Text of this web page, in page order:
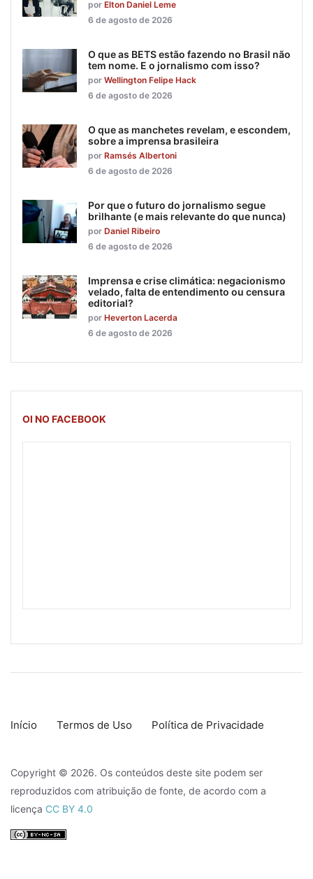
por Elton Daniel Leme
6 de agosto de 2026
O que as BETS estão fazendo no Brasil não
tem nome. E o jornalismo com isso?
por Wellington Felipe Hack
6 de agosto de 2026
O que as manchetes revelam, e escondem,
sobre a imprensa brasileira
por Ramsés Albertoni
6 de agosto de 2026
Por que o futuro do jornalismo segue
brilhante (e mais relevante do que nunca)
por Daniel Ribeiro
6 de agosto de 2026
Imprensa e crise climática: negacionismo
velado, falta de entendimento ou censura
editorial?
por Heverton Lacerda
6 de agosto de 2026
OI NO FACEBOOK
Início Termos de Uso Política de Privacidade
Copyright © 2026. Os conteúdos deste site podem ser
reproduzidos com atribuição de fonte, de acordo com a
licença CC BY 4.0